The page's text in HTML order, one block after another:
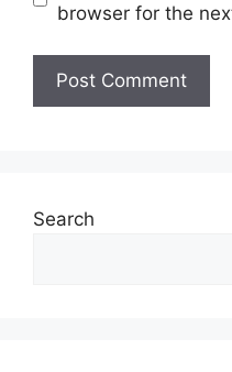
browser for the
Search